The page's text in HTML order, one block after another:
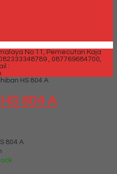
No 11, Pemecutan Kaja
, 087769684700,
:
HS 804 A
804 A
804 A